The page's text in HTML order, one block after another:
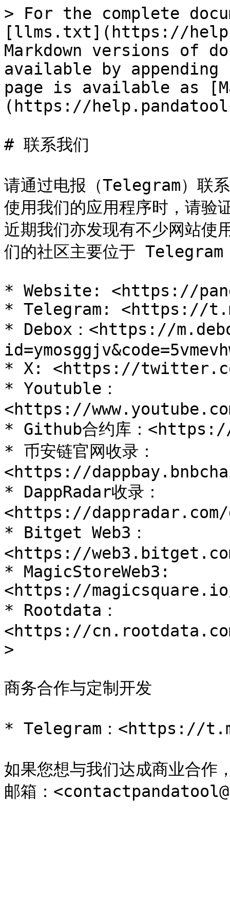
> For the complete
[llms.txt](https://
Markdown versions of
available by
page is available as
(https://
# 联系我们
请通过电报（Telegram）联
使用我们的应用程序时，请
近期我们亦发现有不少网站使
们的社区主要位于 Telegram
* Website: <https://
* Telegram: <https://
* Debox：<https://
* X: <https://
* Youtuble：
<https://
* Github合约库：
* 币安链官网收录：
<https://
* DappRadar收录：
<https://dappradar.com/
* Bitget Web3：
<https://
* MagicStoreWeb3:
<https://
* Rootdata：
<https://
>
商务合作与定制开发
* Telegram：<https://
如果您想与我们达成商业合作